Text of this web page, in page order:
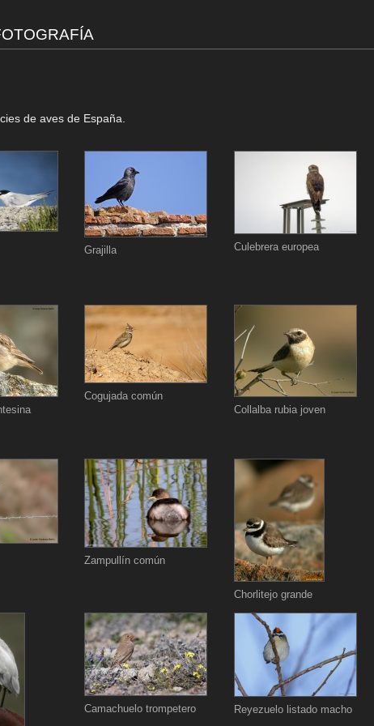
de aves de España.
Grajilla Culebrera europea
Cogujada común
Collalba rubia joven
Zampullín común
Chorlitejo grande
Camachuelo trompetero Reyezuelo listado macho